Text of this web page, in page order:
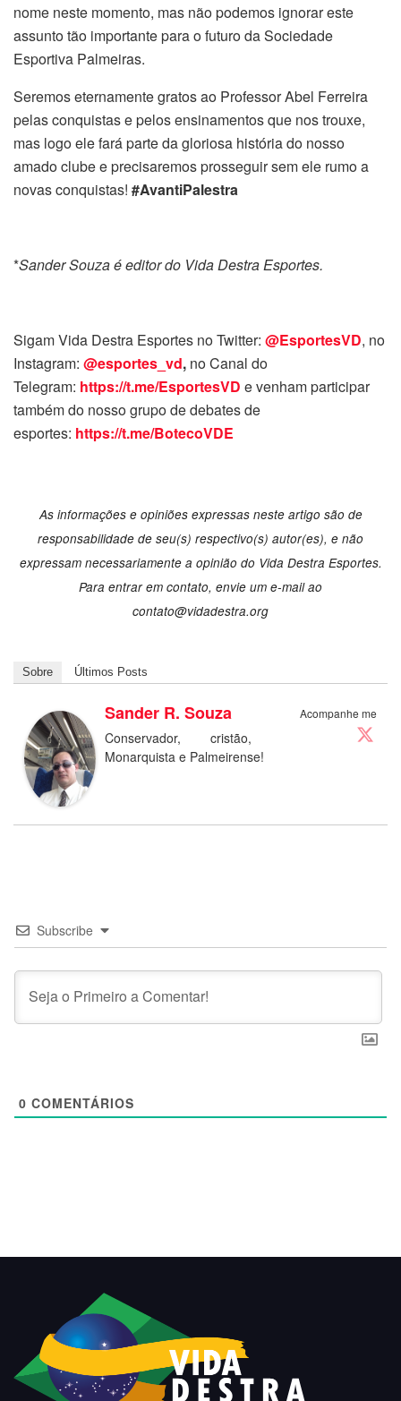
nome neste momento, mas não podemos ignorar este
assunto tão importante para o futuro da Sociedade
Esportiva Palmeiras.
Seremos eternamente gratos ao Professor Abel Ferreira
pelas conquistas e pelos ensinamentos que nos trouxe,
mas logo ele fará parte da gloriosa história do nosso
amado clube e precisaremos prosseguir sem ele rumo a
novas conquistas! #AvantiPalestra
*Sander Souza é editor do Vida Destra Esportes.
Sigam Vida Destra Esportes no Twitter: @EsportesVD, no
Instagram: @esportes_vd, no Canal do
Telegram: https://t.me/EsportesVD e venham participar
também do nosso grupo de debates de
esportes: https://t.me/BotecoVDE
As informações e opiniões expressas neste artigo são de
responsabilidade de seu(s) respectivo(s) autor(es), e não
expressam necessariamente a opinião do Vida Destra Esportes.
Para entrar em contato, envie um e-mail ao
contato@vidadestra.org
Sobre Últimos Posts
Acompanhe me
Sander R. Souza
Conservador, cristão,
Monarquista e Palmeirense!
Subscribe
0 COMENTÁRIOS